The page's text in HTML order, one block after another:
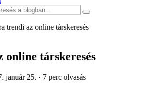
trendi az online társkeresés
társkeresés
január 25. · 7 perc olvasás